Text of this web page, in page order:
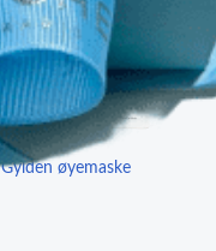
Gylden øyemaske